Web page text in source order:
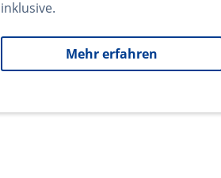
inklusive.
Mehr erfahren